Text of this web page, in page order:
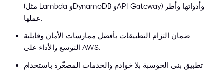
(مثل Lambda وDynamoDB وAPI Gateway) وأدواتها وأطر
عملها.
ضمان التزام التطبيقات بأفضل ممارسات الأمان وقابلية
التوسع والأداء على AWS.
تطبيق بنى الحوسبة بلا خوادم والخدمات المصغّرة باستخدام